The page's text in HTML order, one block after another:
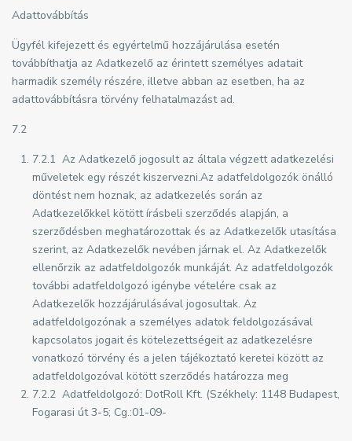
Adattovábbítás
Ügyfél kifejezett és egyértelmű hozzájárulása esetén
továbbíthatja az Adatkezelő az érintett személyes adatait
harmadik személy részére, illetve abban az esetben, ha az
adattovábbításra törvény felhatalmazást ad.
7.2
7.2.1 Az Adatkezelő jogosult az általa végzett adatkezelési
műveletek egy részét kiszervezni.Az adatfeldolgozók önálló
döntést nem hoznak, az adatkezelés során az
Adatkezelőkkel kötött írásbeli szerződés alapján, a
szerződésben meghatározottak és az Adatkezelők utasítása
szerint, az Adatkezelők nevében járnak el. Az Adatkezelők
ellenőrzik az adatfeldolgozók munkáját. Az adatfeldolgozók
további adatfeldolgozó igénybe vételére csak az
Adatkezelők hozzájárulásával jogosultak. Az
adatfeldolgozónak a személyes adatok feldolgozásával
kapcsolatos jogait és kötelezettségeit az adatkezelésre
vonatkozó törvény és a jelen tájékoztató keretei között az
adatfeldolgozóval kötött szerződés határozza meg
7.2.2 Adatfeldolgozó: DotRoll Kft. (Székhely: 1148 Budapest,
Fogarasi út 3-5; Cg.:01-09-